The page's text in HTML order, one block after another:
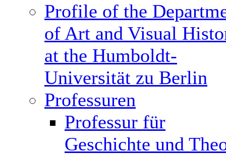
Profile of the
of Art and Visual
at the Humboldt-
Universität zu Berlin
Professuren
Professur für
Geschichte und